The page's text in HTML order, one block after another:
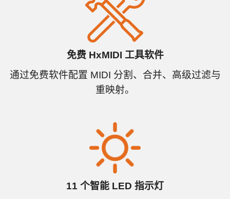
免费 HxMIDI 工具软件
通过免费软件配置 MIDI 分割、合并、高级过滤与
重映射。
11 个智能 LED 指示灯